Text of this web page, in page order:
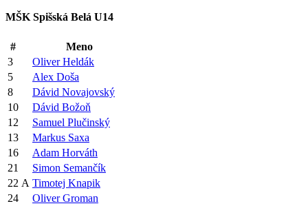
MŠK Spišská Belá U14
#
Meno
3
Oliver Heldák
5
Alex Doša
8
Dávid Novajovský
10
Dávid Božoň
12
Samuel Plučinský
13
Markus Saxa
16
Adam Horváth
21
Simon Semančík
22 A Timotej Knapik
24
Oliver Groman